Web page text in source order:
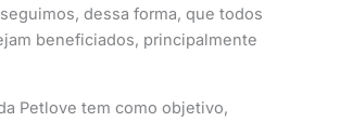
dessa forma, que todos
beneficiados, principalmente
Petlove tem como objetivo,